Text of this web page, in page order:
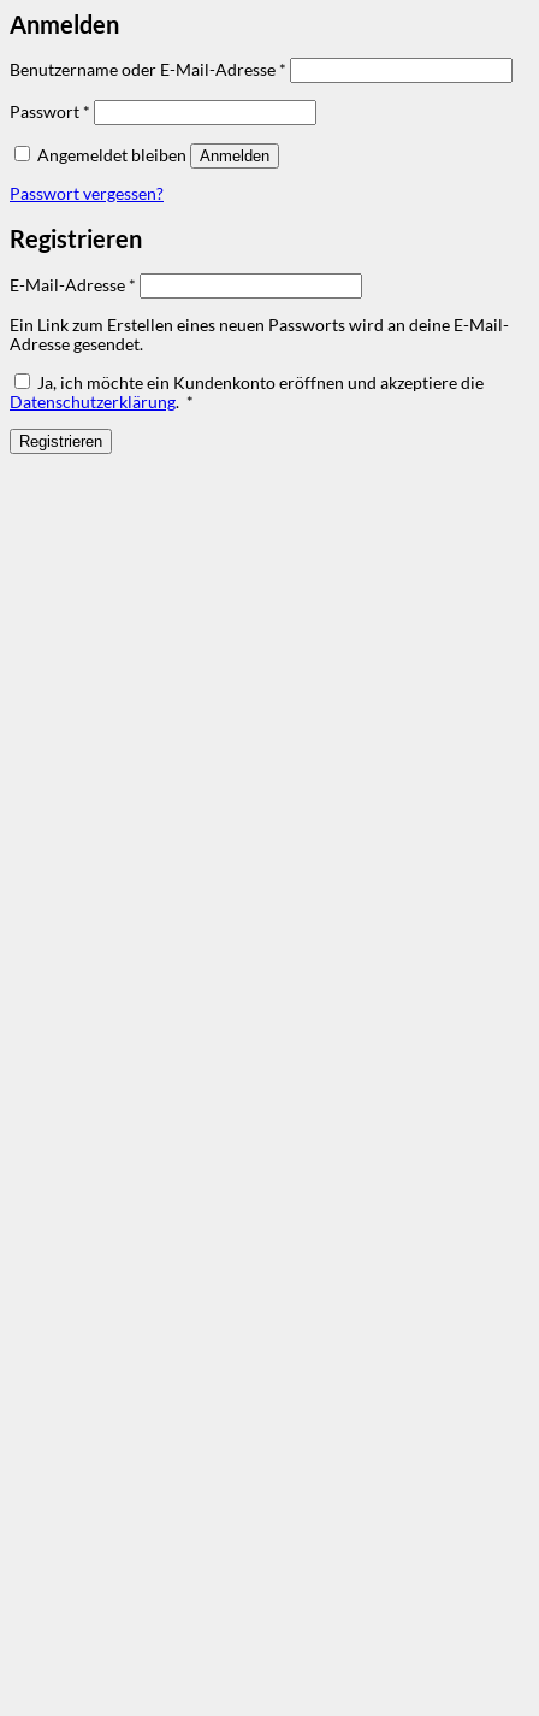
Anmelden
Benutzername oder E-Mail-Adresse *
Passwort *
Angemeldet bleiben Anmelden
Passwort vergessen?
Registrieren
E-Mail-Adresse *
Ein Link zum Erstellen eines neuen Passworts wird an deine E-Mail-
Adresse gesendet.
Ja, ich möchte ein Kundenkonto eröffnen und akzeptiere die
Datenschutzerklärung. *
Registrieren